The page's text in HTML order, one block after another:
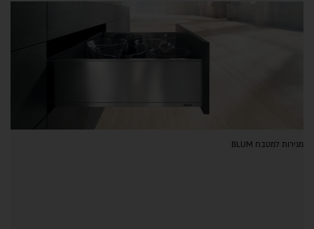
מגירות למטבח BLUM